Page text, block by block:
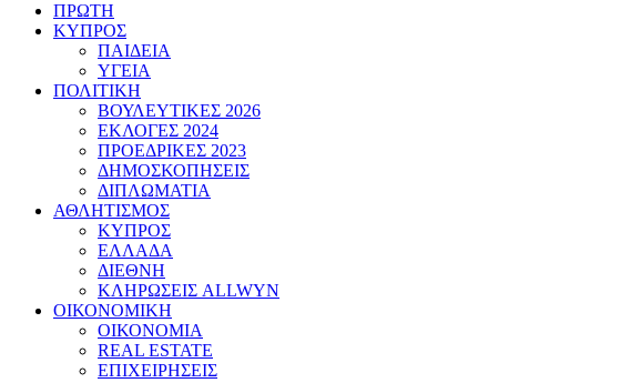
ΠΡΩΤΗ
ΚΥΠΡΟΣ
ΠΑΙΔΕΙΑ
ΥΓΕΙΑ
ΠΟΛΙΤΙΚΗ
ΒΟΥΛΕΥΤΙΚΕΣ 2026
ΕΚΛΟΓΕΣ 2024
ΠΡΟΕΔΡΙΚΕΣ 2023
ΔΗΜΟΣΚΟΠΗΣΕΙΣ
ΔΙΠΛΩΜΑΤΙΑ
ΑΘΛΗΤΙΣΜΟΣ
ΚΥΠΡΟΣ
ΕΛΛΑΔΑ
ΔΙΕΘΝΗ
ΚΛΗΡΩΣΕΙΣ ALLWYN
ΟΙΚΟΝΟΜΙΚΗ
ΟΙΚΟΝΟΜΙΑ
REAL ESTATE
ΕΠΙΧΕΙΡΗΣΕΙΣ